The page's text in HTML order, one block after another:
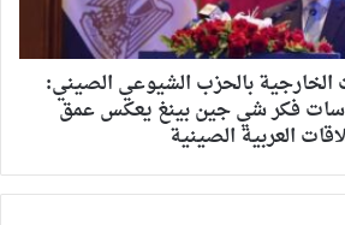
الخارجية بالحزب الشيوعي الصيني:
فكر شي جين بينغ يعكس عمق
العربية الصينية